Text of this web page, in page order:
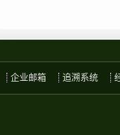
企业邮箱 追溯系统